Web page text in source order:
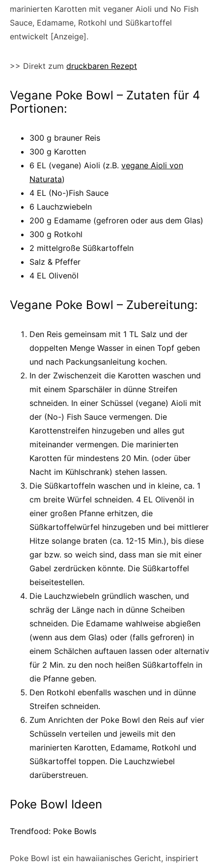
marinierten Karotten mit veganer Aioli und No Fish
Sauce, Edamame, Rotkohl und Süßkartoffel
entwickelt [Anzeige].
>> Direkt zum druckbaren Rezept
Vegane Poke Bowl – Zutaten für 4
Portionen:
300 g brauner Reis
300 g Karotten
6 EL (vegane) Aioli (z.B. vegane Aioli von
Naturata)
4 EL (No-)Fish Sauce
6 Lauchzwiebeln
200 g Edamame (gefroren oder aus dem Glas)
300 g Rotkohl
2 mittelgroße Süßkartoffeln
Salz & Pfeffer
4 EL Olivenöl
Vegane Poke Bowl – Zubereitung:
Den Reis gemeinsam mit 1 TL Salz und der
doppelten Menge Wasser in einen Topf geben
und nach Packungsanleitung kochen.
In der Zwischenzeit die Karotten waschen und
mit einem Sparschäler in dünne Streifen
schneiden. In einer Schüssel (vegane) Aioli mit
der (No-) Fish Sauce vermengen. Die
Karottenstreifen hinzugeben und alles gut
miteinander vermengen. Die marinierten
Karotten für mindestens 20 Min. (oder über
Nacht im Kühlschrank) stehen lassen.
Die Süßkartoffeln waschen und in kleine, ca. 1
cm breite Würfel schneiden. 4 EL Olivenöl in
einer großen Pfanne erhitzen, die
Süßkartoffelwürfel hinzugeben und bei mittlerer
Hitze solange braten (ca. 12-15 Min.), bis diese
gar bzw. so weich sind, dass man sie mit einer
Gabel zerdrücken könnte. Die Süßkartoffel
beiseitestellen.
Die Lauchzwiebeln gründlich waschen, und
schräg der Länge nach in dünne Scheiben
schneiden. Die Edamame wahlweise abgießen
(wenn aus dem Glas) oder (falls gefroren) in
einem Schälchen auftauen lassen oder alternativ
für 2 Min. zu den noch heißen Süßkartoffeln in
die Pfanne geben.
Den Rotkohl ebenfalls waschen und in dünne
Streifen schneiden.
Zum Anrichten der Poke Bowl den Reis auf vier
Schüsseln verteilen und jeweils mit den
marinierten Karotten, Edamame, Rotkohl und
Süßkartoffel toppen. Die Lauchzwiebel
darüberstreuen.
Poke Bowl Ideen
Trendfood: Poke Bowls
Poke Bowl ist ein hawaiianisches Gericht, inspiriert